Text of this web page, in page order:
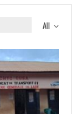
All